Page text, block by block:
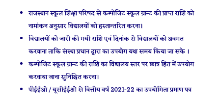
राजस्थान स्कूल शिक्षा परिषद से कम्पोजिट स्कूल ग्रान्ट की प्राप्त राशि को
नामांकन अनुसार विद्यालयों को हस्तान्तरित करना।
विद्यालयों को जारी की गयी राशि एवं दिनांक से विद्यालयों को अवगत
करवाना ताकि संस्था प्रधान द्वारा का उपयोग यथा समय किया जा सके ।
कम्पोजिट स्कूल ग्रान्ट की राशि का विद्यालय स्तर पर छात्र हित में उपयोग
करवाया जाना सुनिश्चित करना।
पीईईओ / यूसीईईओ से वित्तीय वर्ष 2021-22 का उपयोगिता प्रमाण पत्र